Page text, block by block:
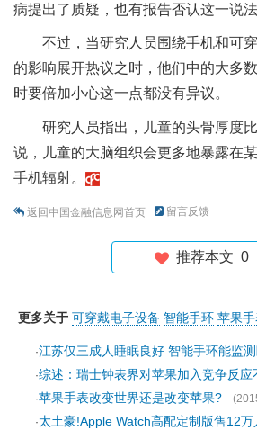
病提出了质疑，也有报告否认这一说法
不过，当研究人员围绕手机和可
的影响展开热议之时，他们中的大多
时要倍加小心这一点都没有异议。
研究人员指出，儿童的头骨厚度
说，儿童的大脑组织会更多地暴露在
手机辐射。
返回中国金融信息网首页 留言反馈
推荐本文 0
更多关于 可穿戴电子设备 智能手环 苹果
·江苏仅三成人睡眠良好 智能手环能监测
·综述：瑞士钟表界对苹果加入竞争反应
·苹果手表改变世界还是改变苹果?
·太土豪!Apple Watch高配定制版售12万